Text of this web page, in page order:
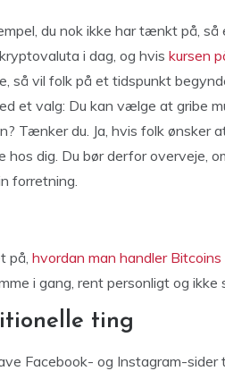
du nok ikke har tænkt på,
i dag, og hvis kursen
så vil folk på et tidspunkt
et valg: Du kan vælge at gribe
Tænker du. Ja, hvis folk ønsker
hos dig. Du bør derfor overveje,
forretning.
på, hvordan man handler Bitcoins
i gang, rent personligt og ikke
ting
Facebook- og Instagram-sider